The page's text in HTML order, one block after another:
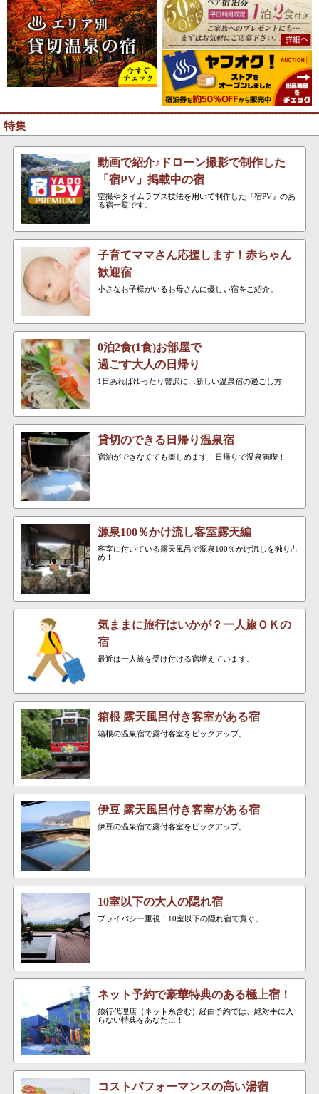
特集
動画で紹介♪ドローン撮影で制作した
「宿PV」掲載中の宿
空撮やタイムラプス技法を用いて制作した『宿PV』のあ
る宿一覧です。
子育てママさん応援します！赤ちゃん
歓迎宿
小さなお子様がいるお母さんに優しい宿をご紹介。
0泊2食(1食)お部屋で
過ごす大人の日帰り
1日あればゆったり贅沢に…新しい温泉宿の過ごし方
貸切のできる日帰り温泉宿
宿泊ができなくても楽しめます！日帰りで温泉満喫！
源泉100％かけ流し客室露天編
客室に付いている露天風呂で源泉100％かけ流しを独り占
め！
気ままに旅行はいかが？一人旅ＯＫの
宿
最近は一人旅を受け付ける宿増えています。
箱根 露天風呂付き客室がある宿
箱根の温泉宿で露付客室をピックアップ。
伊豆 露天風呂付き客室がある宿
伊豆の温泉宿で露付客室をピックアップ。
10室以下の大人の隠れ宿
プライバシー重視！10室以下の隠れ宿で寛ぐ。
ネット予約で豪華特典のある極上宿！
旅行代理店（ネット系含む）経由予約では、絶対手に入
らない特典をあなたに！
コストパフォーマンスの高い湯宿